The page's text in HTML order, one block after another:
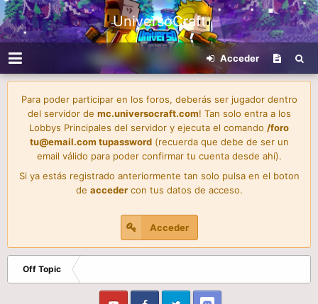
UniversoCraft
Acceder
Para poder participar en los foros, deberás ser jugador dentro
del servidor de mc.universocraft.com! Tan solo entra a los
Lobbys Principales del servidor y ejecuta el comando /foro
tu@email.com tupassword(recuerda que debe de ser un
email válido para poder confirmar tu cuenta desde ahí).
Si ya estás registrado anteriormente tan solo pulsa en el boton
de accedercon tus datos de acceso.
Acceder
Off Topic